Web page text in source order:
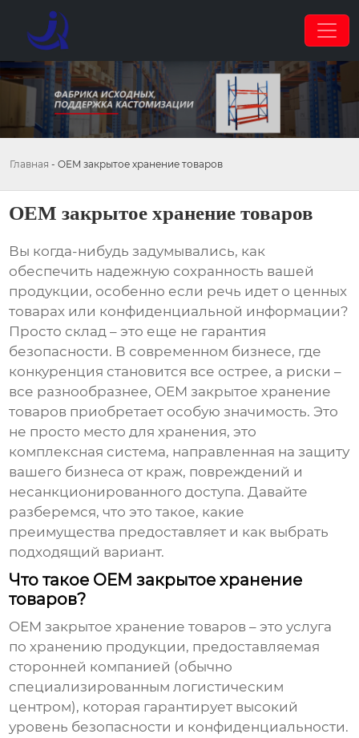
Главная - OEM закрытое хранение товаров
OEM закрытое хранение товаров
Вы когда-нибудь задумывались, как
обеспечить надежную сохранность вашей
продукции, особенно если речь идет о ценных
товарах или конфиденциальной информации?
Просто склад – это еще не гарантия
безопасности. В современном бизнесе, где
конкуренция становится все острее, а риски –
все разнообразнее, OEM закрытое хранение
товаров приобретает особую значимость. Это
не просто место для хранения, это
комплексная система, направленная на защиту
вашего бизнеса от краж, повреждений и
несанкционированного доступа. Давайте
разберемся, что это такое, какие
преимущества предоставляет и как выбрать
подходящий вариант.
Что такое OEM закрытое хранение
товаров?
OEM закрытое хранение товаров – это услуга
по хранению продукции, предоставляемая
сторонней компанией (обычно
специализированным логистическим
центром), которая гарантирует высокий
уровень безопасности и конфиденциальности.